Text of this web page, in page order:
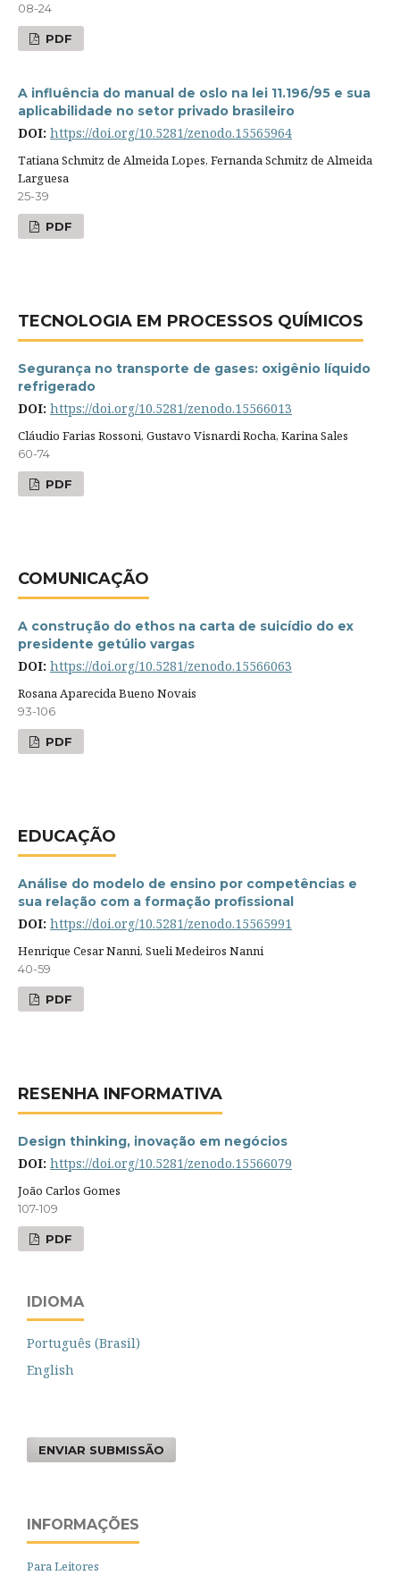
08-24
PDF
A influência do manual de oslo na lei 11.196/95 e sua
aplicabilidade no setor privado brasileiro
DOI: https://doi.org/10.5281/zenodo.15565964
Tatiana Schmitz de Almeida Lopes, Fernanda Schmitz de Almeida
Larguesa
25-39
PDF
TECNOLOGIA EM PROCESSOS QUÍMICOS
Segurança no transporte de gases: oxigênio líquido
refrigerado
DOI: https://doi.org/10.5281/zenodo.15566013
Cláudio Farias Rossoni, Gustavo Visnardi Rocha, Karina Sales
60-74
PDF
COMUNICAÇÃO
A construção do ethos na carta de suicídio do ex
presidente getúlio vargas
DOI: https://doi.org/10.5281/zenodo.15566063
Rosana Aparecida Bueno Novais
93-106
PDF
EDUCAÇÃO
Análise do modelo de ensino por competências e
sua relação com a formação profissional
DOI: https://doi.org/10.5281/zenodo.15565991
Henrique Cesar Nanni, Sueli Medeiros Nanni
40-59
PDF
RESENHA INFORMATIVA
Design thinking, inovação em negócios
DOI: https://doi.org/10.5281/zenodo.15566079
João Carlos Gomes
107-109
PDF
IDIOMA
Português (Brasil)
English
ENVIAR SUBMISSÃO
INFORMAÇÕES
Para Leitores